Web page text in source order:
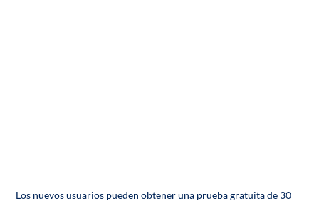
Los nuevos usuarios pueden obtener una prueba gratuita de 30